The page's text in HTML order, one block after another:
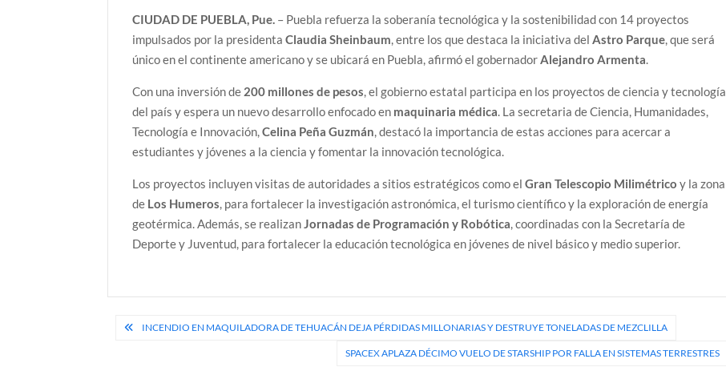
CIUDAD DE PUEBLA, Pue. – Puebla refuerza la soberanía tecnológica y la sostenibilidad con 14 proyectos
impulsados por la presidentaClaudia Sheinbaum, entre los que destaca la iniciativa delAstro Parque, que será
único en el continente americano y se ubicará en Puebla, afirmó el gobernadorAlejandro Armenta.
Con una inversión de 200 millones de pesos, el gobierno estatal participa en los proyectos de ciencia y tecnología
del país y espera un nuevo desarrollo enfocado en maquinaria médica. La secretaria de Ciencia, Humanidades,
Tecnología e Innovación,Celina Peña Guzmán, destacó la importancia de estas acciones para acercar a
estudiantes y jóvenes a la ciencia y fomentar la innovación tecnológica.
Los proyectos incluyen visitas de autoridades a sitios estratégicos como elGran Telescopio Milimétrico y la zona
de Los Humeros, para fortalecer la investigación astronómica, el turismo científico y la exploración de energía
geotérmica. Además, se realizanJornadas de Programación y Robótica, coordinadas con la Secretaría de
Deporte y Juventud, para fortalecer la educación tecnológica en jóvenes de nivel básico y medio superior.
Navegación
INCENDIO EN MAQUILADORA DE TEHUACÁN DEJA PÉRDIDAS MILLONARIAS Y DESTRUYE TONELADAS DE MEZCLILLA
SPACEX APLAZA DÉCIMO VUELO DE STARSHIP POR FALLA EN SISTEMAS TERRESTRES